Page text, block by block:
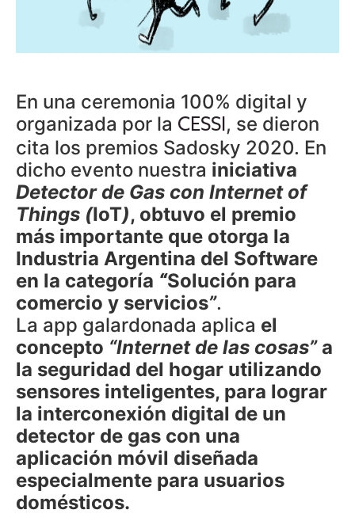
En una ceremonia 100% digital y
organizada por la CESSI, se dieron
cita los premios Sadosky 2020. En
dicho evento nuestra iniciativa
Detector de Gas con Internet of
Things (IoT), obtuvo el premio
más importante que otorga la
Industria Argentina del Software
en la categoría “Solución para
comercio y servicios”.
La app galardonada aplica el
concepto “Internet de las cosas”a
la seguridad del hogar utilizando
sensores inteligentes, para lograr
la interconexión digital de un
detector de gas con una
aplicación móvil diseñada
especialmente para usuarios
domésticos.